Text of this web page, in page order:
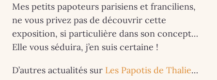
Mes petits papoteurs parisiens et franciliens,
ne vous privez pas de découvrir cette
exposition, si particulière dans son concept…
Elle vous séduira, j’en suis certaine !
D’autres actualités sur Les Papotis de Thalie…